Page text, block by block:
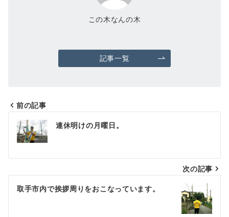
この木なんの木
記事一覧
投
稿
ビ
ゲ
前の記事
連休明けの月曜日。
次の記事
取手市内で挨拶周りをおこなっています。